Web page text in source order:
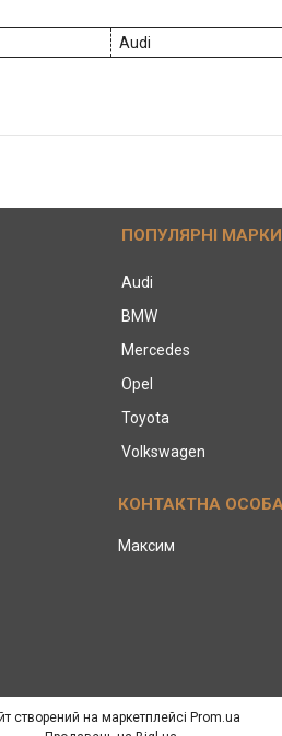
Audi
ПОПУЛЯРНІ МАРКИ
Audi
BMW
Mercedes
Opel
Toyota
Volkswagen
Максим
створений на маркетплейсі Prom.ua